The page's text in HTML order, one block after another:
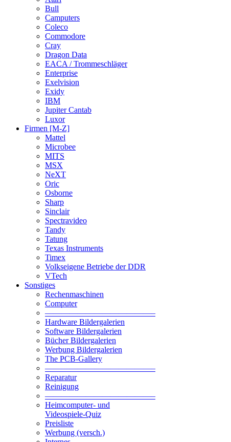
Bull
Camputers
Coleco
Commodore
Cray
Dragon Data
EACA / Trommeschläger
Enterprise
Exelvision
Exidy
IBM
Jupiter Cantab
Luxor
Firmen [M-Z]
Mattel
Microbee
MITS
MSX
NeXT
Oric
Osborne
Sharp
Sinclair
Spectravideo
Tandy
Tatung
Texas Instruments
Timex
Volkseigene Betriebe der DDR
VTech
Sonstiges
Rechenmaschinen
Computer
—————————————–
Hardware Bildergalerien
Software Bildergalerien
Bücher Bildergalerien
Werbung Bildergalerien
The PCB-Gallery
—————————————–
Reparatur
Reinigung
—————————————–
Heimcomputer- und
Videospiele-Quiz
Preisliste
Werbung (versch.)